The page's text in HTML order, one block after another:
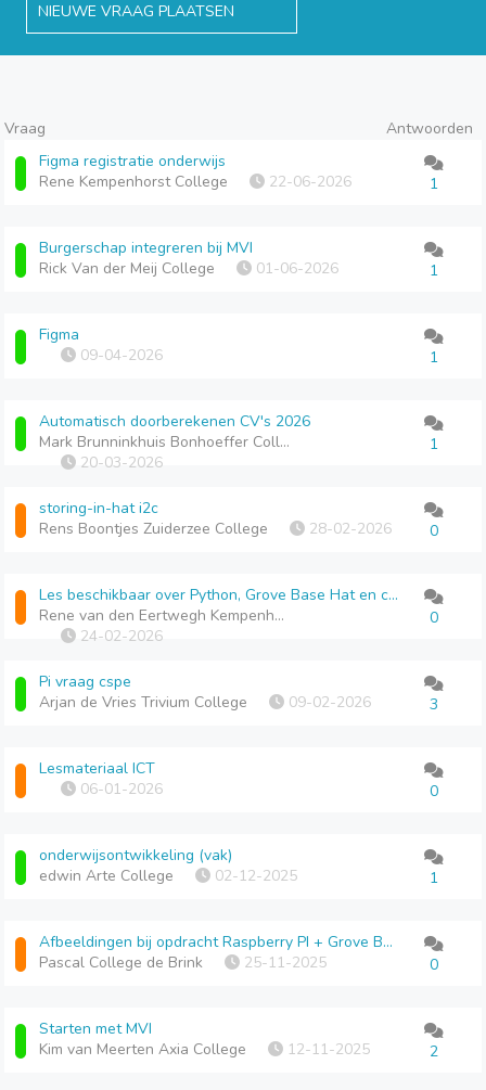
NIEUWE VRAAG PLAATSEN
Vraag
Antwoorden
Figma registratie onderwijs
Rene Kempenhorst College
22-06-2026 1
Burgerschap integreren bij MVI
Rick Van der Meij College
01-06-2026 1
Figma
09-04-2026
1
Automatisch doorberekenen CV's 2026
Mark Brunninkhuis Bonhoeffer College Wethouder Beversstraat
20-03-2026
1
storing-in-hat i2c
Rens Boontjes Zuiderzee College
28-02-2026 0
Les beschikbaar over Python, Grove Base Hat en componenten voor op de Raspberry Pi
Rene van den Eertwegh Kempenhorst College
24-02-2026
0
Pi vraag cspe
Arjan de Vries Trivium College
09-02-2026 3
Lesmateriaal ICT
06-01-2026
0
onderwijsontwikkeling (vak)
edwin Arte College
02-12-2025 1
Afbeeldingen bij opdracht Raspberry PI + Grove Base Kit lessenserie
Pascal College de Brink
25-11-2025 0
Starten met MVI
Kim van Meerten Axia College
12-11-2025 2